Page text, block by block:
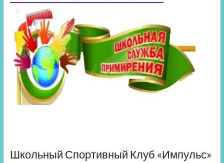
Школьный Спортивный Клуб «Импульс»